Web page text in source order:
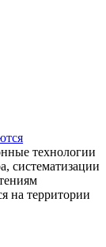
технологии
систематизации
на территории